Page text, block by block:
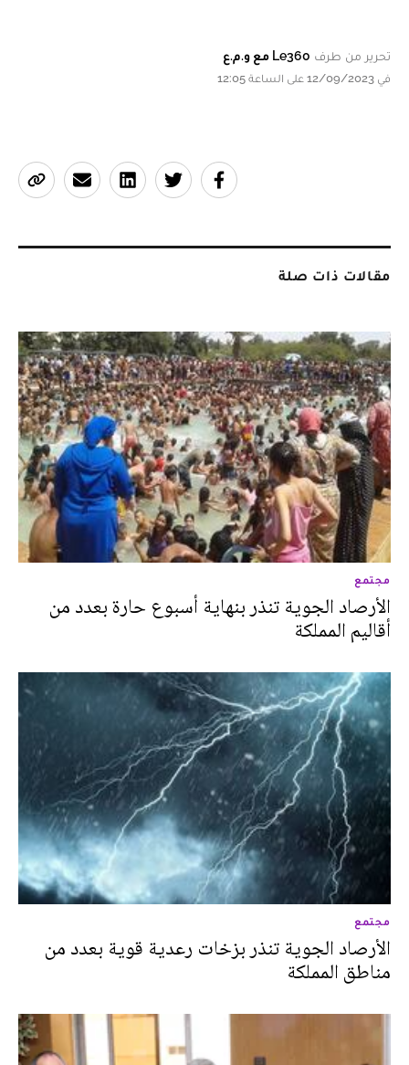
تحرير من طرف Le360 مع و.م.ع
في 12/09/2023 على الساعة 12:05
مقالات ذات صلة
مجتمع
الأرصاد الجوية تنذر بنهاية أسبوع حارة بعدد من
أقاليم المملكة
مجتمع
الأرصاد الجوية تنذر بزخات رعدية قوية بعدد من
مناطق المملكة